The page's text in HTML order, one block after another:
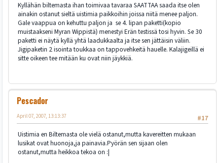
Kyllähän biltemasta ihan toimivaa tavaraa SAATTAA saada itse olen
ainakin ostanut sieltä uistimia paikkoihin joissa niitä menee paljon.
Gale vaappua on kehuttu paljon ja se 4. lipan paketti(kopio
muistaakseni Myran Wippistä) menestyi Erän testissä tosi hyvin. Se 30
paketti ei näytä kyllä yhtä laadukkaalta ja itse sen jättäisin väliin.
Jigipaketin 2 isointa toukkaa on tappovehkeitä hauelle. Kalajigeillä ei
sitte oikeen tee mitään ku ovat niin jäykkiä.
Pescador
#17
April 07, 2007, 13:13:37
Uistimia en Biltemasta ole vielä ostanut,mutta kavereitten mukaan
lusikat ovat huonoja,ja painavia.Pyörän sen sijaan olen
ostanut,mutta heikkoa tekoa on :|